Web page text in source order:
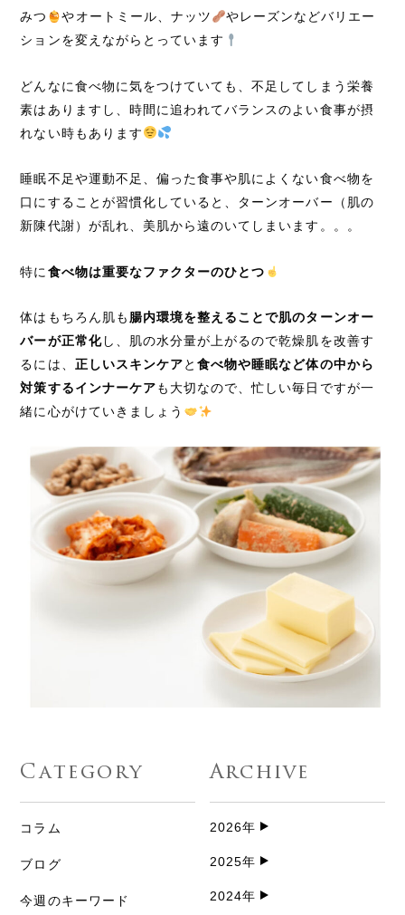
みつ
やオートミール、ナッツ
やレーズンなどバリエー
ションを変えながらとっています
どんなに食べ物に気をつけていても、不足してしまう栄養
素はありますし、時間に追われてバランスのよい食事が摂
れない時もあります
睡眠不足や運動不足、偏った食事や肌によくない食べ物を
口にすることが習慣化していると、ターンオーバー（肌の
新陳代謝）が乱れ、美肌から遠のいてしまいます。。。
特に 食べ物は重要なファクターのひとつ
体はもちろん肌も 腸内環境を整えることで肌のターンオー
バーが正常化し、肌の水分量が上がるので乾燥肌を改善す
るには、 正しいスキンケアと食べ物や睡眠など体の中から
対策するインナーケアも大切なので、忙しい毎日ですが一
緒に心がけていきましょう
Category
コラム
ブログ
今週のキーワード
Archive
2026年
2025年
2024年